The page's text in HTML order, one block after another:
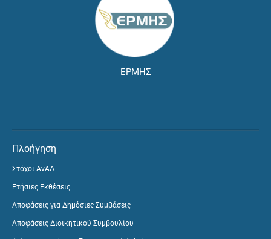
ΕΡΜΗΣ
Πλοήγηση
Στόχοι ΑνΑΔ
Ετήσιες Εκθέσεις
Αποφάσεις για Δημόσιες Συμβάσεις
Αποφάσεις Διοικητικού Συμβουλίου